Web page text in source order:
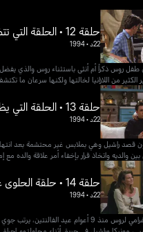
حلقة 12 • الحلقة التي تتضمن دزينة من اللازانيا
22د •
1994
طفل روس ذكراً أم أنثى باستثناء روس والذي يفضل
من اللازانيا لخالتها ولكنها سرعان ما
حلقة 13 • الحلقة التي يظهر فيها الثديين
22د •
1994
قصد راشيل وهي بملابس غير محتشمة بعد
والديه واتخاذ قرار بإخفاء أمر علاقة والده مع
حلقة 14 • حلقة الحلوى على شكل قلب
22د •
1994
يصادف أول موعد غرامي لروس منذ 9 أعوام عيد
مونيكا وراشيل في حريق أثناء محاولتهم إحراق